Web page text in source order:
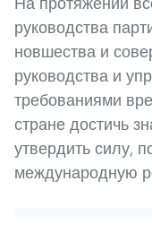
руководства
новшества и
руководства и
требованиями
стране достичь
утвердить силу,
международную